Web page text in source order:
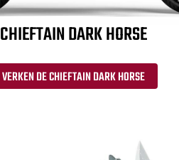
CHIEFTAIN DARK HORSE
VERKEN DE CHIEFTAIN DARK HORSE